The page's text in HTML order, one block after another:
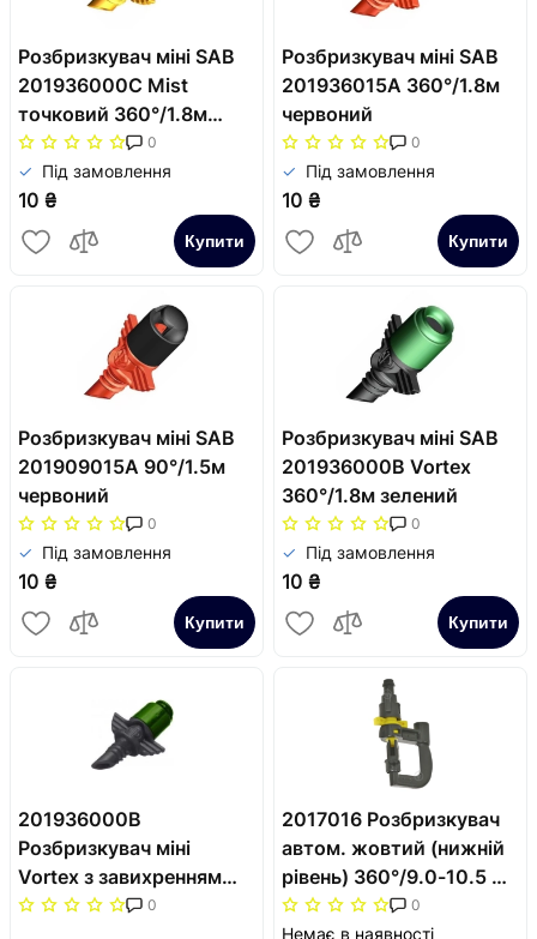
Розбризкувач міні SAB
201936000C Mist
точковий 360°/1.8м
жовтий
0
Під замовлення
10 ₴
Купити
Розбризкувач міні SAB
201936015A 360°/1.8м
червоний
0
Під замовлення
10 ₴
Купити
Розбризкувач міні SAB
201909015A 90°/1.5м
червоний
0
Під замовлення
10 ₴
Купити
Розбризкувач міні SAB
201936000B Vortex
360°/1.8м зелений
0
Під замовлення
10 ₴
Купити
201936000B
Розбризкувач міні
Vortex з завихренням
360°/1.8м зелений (1
0
2017016 Розбризкувач
автом. жовтий (нижній
рівень) 360°/9.0-10.5 м
SAB
0
Немає в наявності